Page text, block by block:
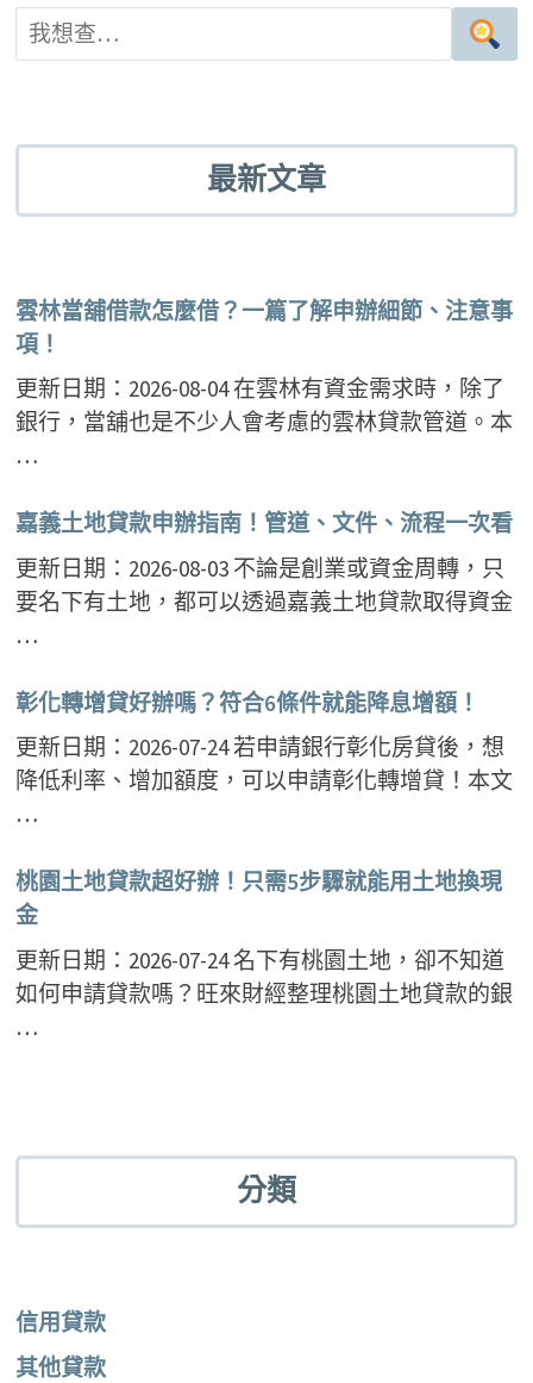
最新文章
雲林當舖借款怎麼借？一篇了解申辦細節、注意事
項！
更新日期：2026-08-04 在雲林有資金需求時，除了
銀行，當舖也是不少人會考慮的雲林貸款管道。本
…
嘉義土地貸款申辦指南！管道、文件、流程一次看
更新日期：2026-08-03 不論是創業或資金周轉，只
要名下有土地，都可以透過嘉義土地貸款取得資金
…
彰化轉增貸好辦嗎？符合6條件就能降息增額！
更新日期：2026-07-24 若申請銀行彰化房貸後，想
降低利率、增加額度，可以申請彰化轉增貸！本文
…
桃園土地貸款超好辦！只需5步驟就能用土地換現
金
更新日期：2026-07-24 名下有桃園土地，卻不知道
如何申請貸款嗎？旺來財經整理桃園土地貸款的銀
…
分類
信用貸款
其他貸款